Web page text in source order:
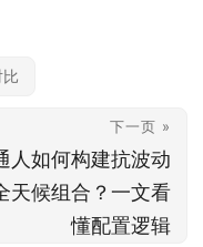
下一页 »
人如何构建抗波动
天候组合？一文看
懂配置逻辑